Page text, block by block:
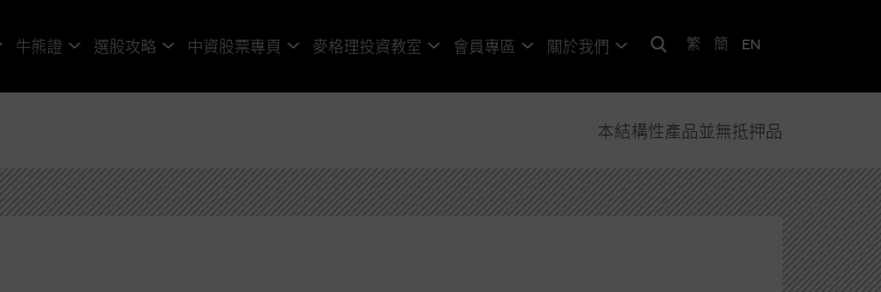
牛熊證 選股攻略 中資股票專頁 麥格理投資教室 會員專區 關於我們 繁 簡 EN
本結構性產品並無抵押品